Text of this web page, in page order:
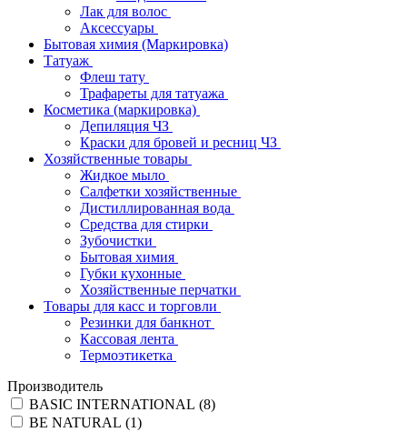
Лак для волос
Аксессуары
Бытовая химия (Маркировка)
Татуаж
Флеш тату
Трафареты для татуажа
Косметика (маркировка)
Депиляция ЧЗ
Краски для бровей и ресниц ЧЗ
Хозяйственные товары
Жидкое мыло
Салфетки хозяйственные
Дистиллированная вода
Средства для стирки
Зубочистки
Бытовая химия
Губки кухонные
Хозяйственные перчатки
Товары для касс и торговли
Резинки для банкнот
Кассовая лента
Термоэтикетка
Производитель
BASIC INTERNATIONAL (8)
BE NATURAL (1)